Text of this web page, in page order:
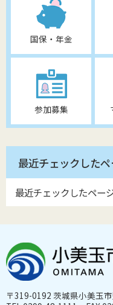
国保・年金
参加募集
最近チェックした
最近チェックしたペー
〒319-0192 茨城県小美玉